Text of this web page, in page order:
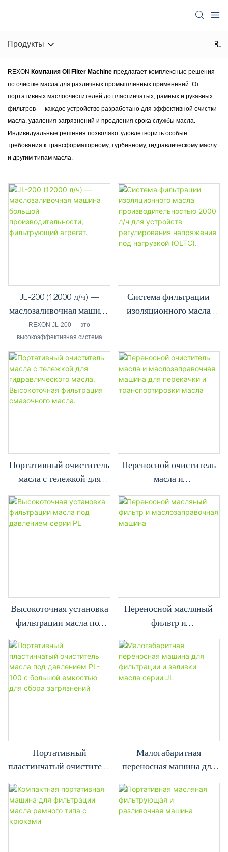
Продукты
REXON Компания Oil Filter Machine предлагает комплексные решения
по очистке масла для различных промышленных применений. От
портативных маслоочистителей до пластинчатых, рамных и рукавных
фильтров — каждое устройство разработано для эффективной очистки
масла, удаления загрязнений и продления срока службы масла.
Индивидуальные решения позволяют удовлетворить особые
требования к трансформаторному, турбинному, гидравлическому маслу
и другим типам масла.
JL-200 (12000 л/ч) —
маслозаливочная машина
большой
производительности,
фильтрующий агрегат.
REXON JL-200 — это
высокоэффективная система
производительностью 12000
литров в час, предназначенная
для крупномасштабной
фильтрации, перекачки и заправки
Система фильтрации
изоляционного масла
регулирования
напряжения под
нагрузкой (OLTC).
Портативный очиститель
масла с тележкой для
гидравлического масла.
Высокоточная
фильтрация смазочного
Переносной очиститель
масла и
маслозаправочная
машина для перекачки и
транспортировки масла
Высокоточная установка
фильтрации масла под
давлением серии PL
Переносной масляный
фильтр и
маслозаправочная
машина
Портативный
пластинчатый очиститель
масла под давлением PL-
100 с большой емкостью
для сбора загрязнений
Малогабаритная
переносная машина для
фильтрации и заливки
масла серии JL